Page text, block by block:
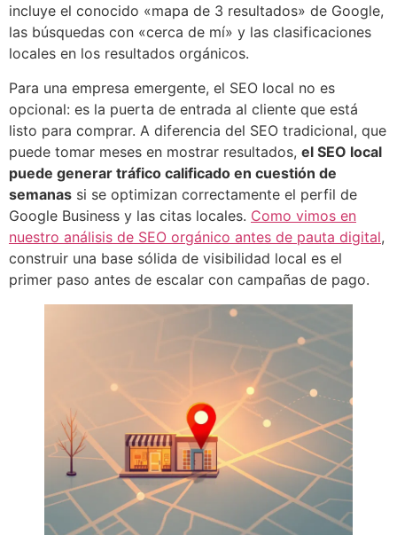
incluye el conocido «mapa de 3 resultados» de Google,
las búsquedas con «cerca de mí» y las clasificaciones
locales en los resultados orgánicos.
Para una empresa emergente, el SEO local no es
opcional: es la puerta de entrada al cliente que está
listo para comprar. A diferencia del SEO tradicional, que
puede tomar meses en mostrar resultados, el SEO local
puede generar tráfico calificado en cuestión de
semanas si se optimizan correctamente el perfil de
Google Business y las citas locales. Como vimos en
nuestro análisis de SEO orgánico antes de pauta digital,
construir una base sólida de visibilidad local es el
primer paso antes de escalar con campañas de pago.